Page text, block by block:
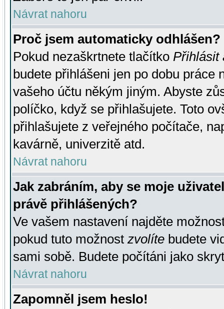
Návrat nahoru
Proč jsem automaticky odhlášen?
Pokud nezaškrtnete tlačítko Přihlásit
budete přihlášeni jen po dobu práce
vašeho účtu někým jiným. Abyste
políčko, když se přihlašujete. Toto
přihlašujete z veřejného počítače,
kavárně, univerzitě atd.
Návrat nahoru
Jak zabráním, aby se moje
právě přihlášených?
Ve vašem nastavení najděte
pokud tuto možnost zvolíte budete
sami sobě. Budete počítáni jako
Návrat nahoru
Zapomněl jsem heslo!